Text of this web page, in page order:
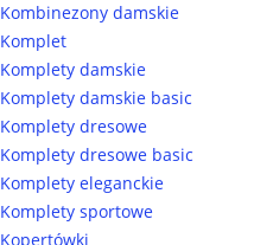
Kombinezony damskie
Komplet
Komplety damskie
Komplety damskie basic
Komplety dresowe
Komplety dresowe basic
Komplety eleganckie
Komplety sportowe
Kopertówki